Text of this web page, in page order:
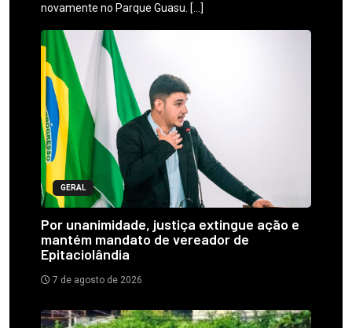
novamente no Parque Guasu. […]
GERAL
Por unanimidade, justiça extingue ação e
mantém mandato de vereador de
Epitaciolândia
7 de agosto de 2026